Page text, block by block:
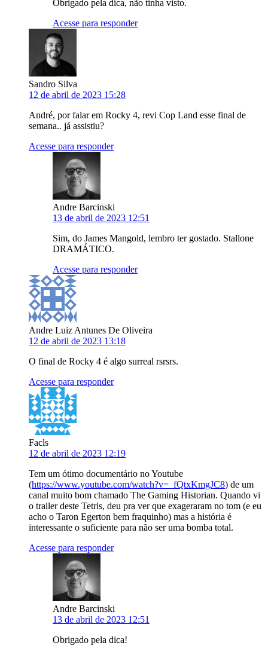
Obrigado pela dica, não tinha visto.
Acesse para responder
Sandro Silva
12 de abril de 2023 15:28
André, por falar em Rocky 4, revi Cop Land esse final de
semana.. já assistiu?
Acesse para responder
Andre Barcinski
13 de abril de 2023 12:51
Sim, do James Mangold, lembro ter gostado. Stallone
DRAMÁTICO.
Acesse para responder
Andre Luiz Antunes De Oliveira
12 de abril de 2023 13:18
O final de Rocky 4 é algo surreal rsrsrs.
Acesse para responder
Facls
12 de abril de 2023 12:19
Tem um ótimo documentário no Youtube
(https://www.youtube.com/watch?v=_fQtxKmgJC8) de um
canal muito bom chamado The Gaming Historian. Quando vi
o trailer deste Tetris, deu pra ver que exageraram no tom (e eu
acho o Taron Egerton bem fraquinho) mas a história é
interessante o suficiente para não ser uma bomba total.
Acesse para responder
Andre Barcinski
13 de abril de 2023 12:51
Obrigado pela dica!